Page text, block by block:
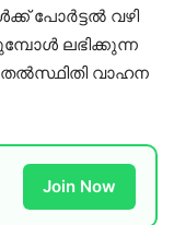
പോർട്ടൽ വഴി
ലഭിക്കുന്ന
തൽസ്ഥിതി വാഹന
Join Now